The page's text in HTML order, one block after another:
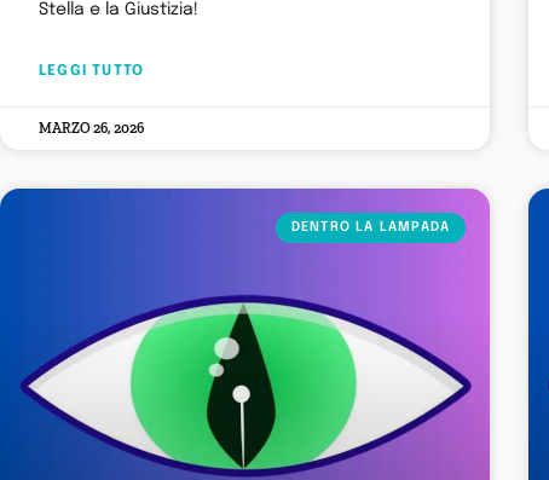
Stella e la Giustizia!
LEGGI TUTTO
MARZO 26, 2026
DENTRO LA LAMPADA